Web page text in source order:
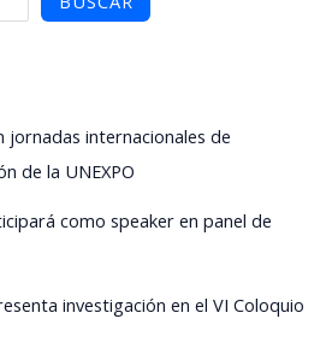
jornadas internacionales de
de la UNEXPO
como speaker en panel de
investigación en el VI Coloquio